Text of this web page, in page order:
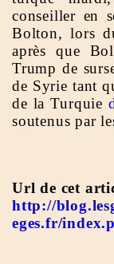
conseiller en
Bolton, lors
après que
Trump de
de Syrie tant
de la Turquie
soutenus par
Url de cet
http://
eges.fr/